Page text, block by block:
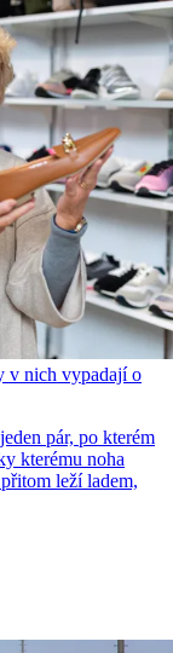
v nich vypadají o
pár, po kterém
kterému noha
leží ladem,